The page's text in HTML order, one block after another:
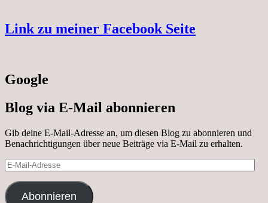
Link zu meiner Facebook Seite
Google
Blog via E-Mail abonnieren
Gib deine E-Mail-Adresse an, um diesen Blog zu abonnieren und
Benachrichtigungen über neue Beiträge via E-Mail zu erhalten.
E-
Mail-
Adresse
Abonnieren